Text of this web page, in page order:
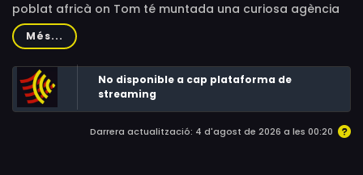
poblat africà on Tom té muntada una curiosa agència
de turisme, per a la qual gràcies a la col·laboració de
Slim aconsegueix comprar un autobús. Encara que els
seus pares eren germans, Slim i Tom no s'assemblen
gens, però en aquesta ocasió, de mutu acord, convenen
a desbaratar els tèrbols maneigs d'una banda de
traficants d'animals salvatges que es dediquen a
Més...
No disponible a cap plataforma de
streaming
Darrera actualització: 4 d'agost de 2026 a les 00:20